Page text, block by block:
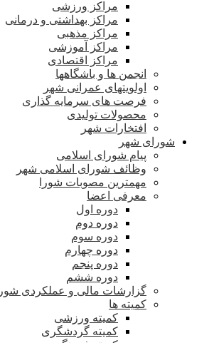
مراکز ورزشی
مراکز بهداشتی و درمانی
مراکز مذهبی
مراکز آموزشی
مراکز اقتصادی
انجمن ها و باشگاهها
اولویتهای عمرانی شهر
فرصت های سرمایه گذاری
محصولات تولیدی
افتخارات شهر
شورای شهر
پیام شورای اسلامی
وظائف شورای اسلامی شهر
مهمترین مصوبات شورا
معرفی اعضا
دوره اول
دوره دوم
دوره سوم
دوره چهارم
دوره پنجم
دوره ششم
گزارشات مالی و عملکردی شورا
کمیته ها
کمیته ورزشی
کمیته گردشگری